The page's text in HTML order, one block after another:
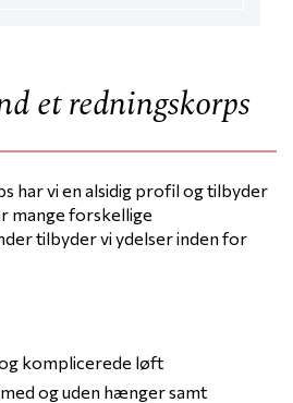
et redningskorps
har vi en alsidig profil og tilbyder
mange forskellige
tilbyder vi ydelser inden for
komplicerede løft
med og uden hænger samt